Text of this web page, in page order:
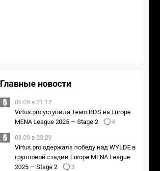
Главные новости
09.09 в 21:17
Virtus.pro уступила Team BDS на Europe
MENA League 2025 — Stage 2
4
08.09 в 23:29
Virtus.pro одержала победу над WYLDE в
групповой стадии Europe MENA League
2025 — Stage 2
3